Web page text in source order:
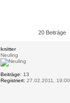
20 Beiträge
knitter
Neuling
Beiträge: 13
Registriert: 27.02.2011, 19:00